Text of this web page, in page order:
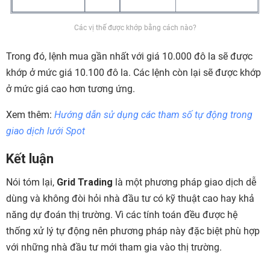
Các vị thế được khớp bằng cách nào?
Trong đó, lệnh mua gần nhất với giá 10.000 đô la sẽ được
khớp ở mức giá 10.100 đô la. Các lệnh còn lại sẽ được khớp
ở mức giá cao hơn tương ứng.
Xem thêm: Hướng dẫn sử dụng các tham số tự động trong
giao dịch lưới Spot
Kết luận
Nói tóm lại, Grid Trading là một phương pháp giao dịch dễ
dùng và không đòi hỏi nhà đầu tư có kỹ thuật cao hay khả
năng dự đoán thị trường. Vì các tính toán đều được hệ
thống xử lý tự động nên phương pháp này đặc biệt phù hợp
với những nhà đầu tư mới tham gia vào thị trường.